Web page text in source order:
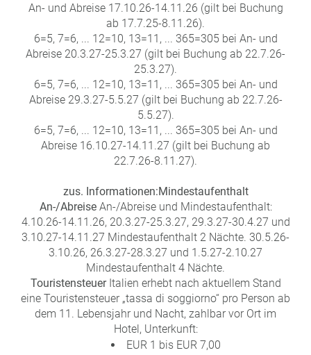
An- und Abreise 17.10.26-14.11.26 (gilt bei Buchung
ab 17.7.25-8.11.26).
6=5, 7=6, ... 12=10, 13=11, ... 365=305 bei An- und
Abreise 20.3.27-25.3.27 (gilt bei Buchung ab 22.7.26-
25.3.27).
6=5, 7=6, ... 12=10, 13=11, ... 365=305 bei An- und
Abreise 29.3.27-5.5.27 (gilt bei Buchung ab 22.7.26-
5.5.27).
6=5, 7=6, ... 12=10, 13=11, ... 365=305 bei An- und
Abreise 16.10.27-14.11.27 (gilt bei Buchung ab
22.7.26-8.11.27).
zus. Informationen:Mindestaufenthalt
An-/AbreiseAn-/Abreise und Mindestaufenthalt:
4.10.26-14.11.26, 20.3.27-25.3.27, 29.3.27-30.4.27 und
3.10.27-14.11.27 Mindestaufenthalt 2 Nächte. 30.5.26-
3.10.26, 26.3.27-28.3.27 und 1.5.27-2.10.27
Mindestaufenthalt 4 Nächte.
TouristensteuerItalien erhebt nach aktuellem Stand
eine Touristensteuer „tassa di soggiorno“ pro Person ab
dem 11. Lebensjahr und Nacht, zahlbar vor Ort im
Hotel, Unterkunft:
EUR 1 bis EUR 7,00